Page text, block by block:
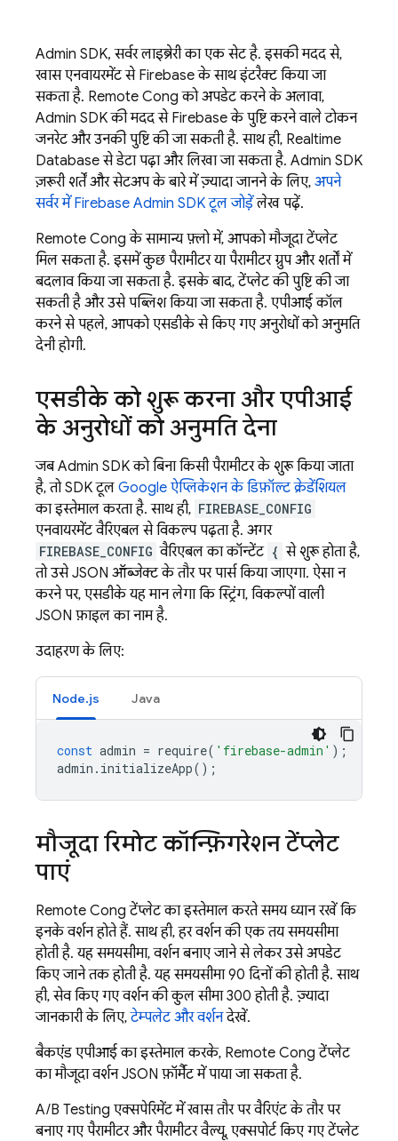
Admin SDK, सर्वर लाइब्रेरी का एक सेट है. इसकी मदद से,
खास एनवायरमेंट से Firebase के साथ इंटरैक्ट किया जा
सकता है. Remote Config को अपडेट करने के अलावा,
Admin SDKकी मदद से Firebase के पुष्टि करने वाले टोकन
जनरेट और उनकी पुष्टि की जा सकती है. साथ ही, Realtime
Databaseसे डेटा पढ़ा और लिखा जा सकता है. Admin SDK
ज़रूरी शर्तें और सेटअप के बारे में ज़्यादा जानने के लिए, अपने
सर्वर में Firebase Admin SDK टूल जोड़ेंलेख पढ़ें.
Remote Config के सामान्य फ़्लो में, आपको मौजूदा टेंप्लेट
मिल सकता है. इसमें कुछ पैरामीटर या पैरामीटर ग्रुप और शर्तों में
बदलाव किया जा सकता है. इसके बाद, टेंप्लेट की पुष्टि की जा
सकती है और उसे पब्लिश किया जा सकता है. एपीआई कॉल
करने से पहले, आपको एसडीके से किए गए अनुरोधों को अनुमति
देनी होगी.
एसडीके को शुरू करना और एपीआई
के अनुरोधों को अनुमति देना
जबAdmin SDKको बिना किसी पैरामीटर के शुरू किया जाता
है, तो SDK टूल Google ऐप्लिकेशन के डिफ़ॉल्ट क्रेडेंशियल
का इस्तेमाल करता है. साथ ही, FIREBASE_CONFIG
एनवायरमेंट वैरिएबल से विकल्प पढ़ता है. अगर
FIREBASE_CONFIG वैरिएबल का कॉन्टेंट { से शुरू होता है,
तो उसे JSON ऑब्जेक्ट के तौर पर पार्स किया जाएगा. ऐसा न
करने पर, एसडीके यह मान लेगा कि स्ट्रिंग, विकल्पों वाली
JSON फ़ाइल का नाम है.
उदाहरण के लिए:
Node.js Java
const admin = require( 'firebase-admin' );
admin . initializeApp();
मौजूदा रिमोट कॉन्फ़िगरेशन टेंप्लेट
पाएं
Remote Config टेंप्लेट का इस्तेमाल करते समय ध्यान रखें कि
इनके वर्शन होते हैं. साथ ही, हर वर्शन की एक तय समयसीमा
होती है. यह समयसीमा, वर्शन बनाए जाने से लेकर उसे अपडेट
किए जाने तक होती है. यह समयसीमा 90 दिनों की होती है. साथ
ही, सेव किए गए वर्शन की कुल सीमा 300 होती है. ज़्यादा
जानकारी के लिए,टेम्पलेट और वर्शनदेखें.
बैकएंड एपीआई का इस्तेमाल करके, Remote Config टेंप्लेट
का मौजूदा वर्शन JSON फ़ॉर्मैट में पाया जा सकता है.
A/B Testing एक्सपेरिमेंट में खास तौर पर वैरिएंट के तौर पर
बनाए गए पैरामीटर और पैरामीटर वैल्यू, एक्सपोर्ट किए गए टेंप्लेट